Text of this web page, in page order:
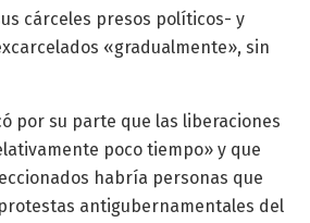
cárceles presos políticos- y
«gradualmente», sin
por su parte que las liberaciones
poco tiempo» y que
habría personas que
antigubernamentales del